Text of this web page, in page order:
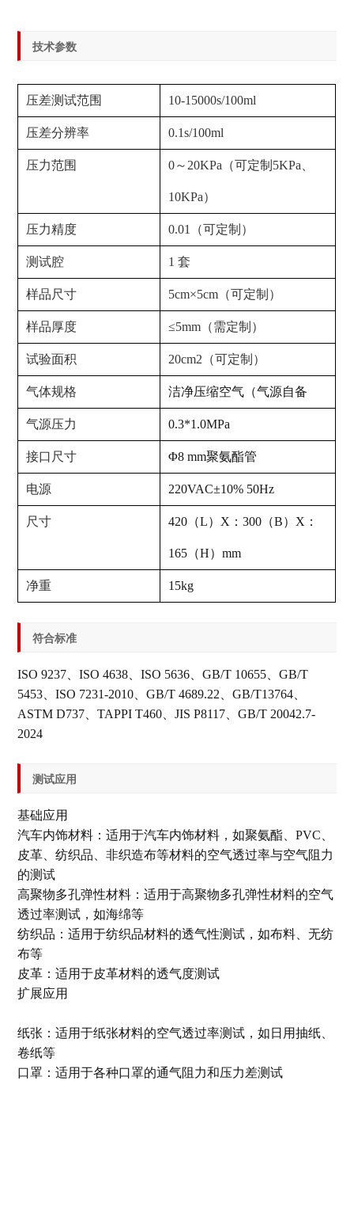
技术参数
压差测试范围 10-15000s/100ml
压差分辨率 0.1s/100ml
压力范围 0～20KPa（可定制5KPa、
10KPa）
压力精度 0.01（可定制）
测试腔 1 套
样品尺寸 5cm×5cm（可定制）
样品厚度 ≤5mm（需定制）
试验面积 20cm2（可定制）
气体规格 洁净压缩空气（气源自备
气源压力 0.3*1.0MPa
接口尺寸 Φ8 mm聚氨酯管
电源 220VAC±10% 50Hz
尺寸 420（L）X：300（B）X：
165（H）mm
净重 15kg
符合标准
ISO 9237、ISO 4638、ISO 5636、GB/T 10655、GB/T
5453、ISO 7231-2010、GB/T 4689.22、GB/T13764、
ASTM D737、TAPPI T460、JIS P8117、GB/T 20042.7-
2024
测试应用
基础应用
汽车内饰材料：适用于汽车内饰材料，如聚氨酯、PVC、
皮革、纺织品、非织造布等材料的空气透过率与空气阻力
的测试
高聚物多孔弹性材料：适用于高聚物多孔弹性材料的空气
透过率测试，如海绵等
纺织品：适用于纺织品材料的透气性测试，如布料、无纺
布等
皮革：适用于皮革材料的透气度测试
扩展应用
纸张：适用于纸张材料的空气透过率测试，如日用抽纸、
卷纸等
口罩：适用于各种口罩的通气阻力和压力差测试